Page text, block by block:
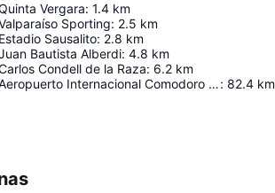
Vergara: 1.4 km
Sporting: 2.5 km
Estadio Sausalito: 2.8 km
Bautista Alberdi: 4.8 km
Condell de la Raza: 6.2 km
Aeropuerto Internacional Comodoro Arturo Merino Benítez: 82.4 km